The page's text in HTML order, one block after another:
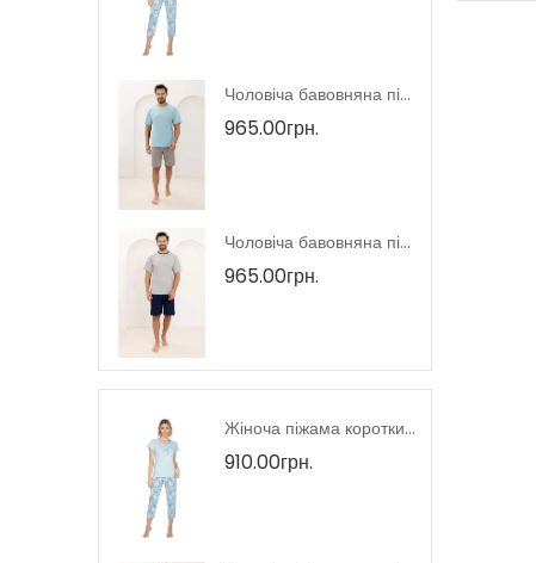
Чоловіча бавовняна піжама шорти тмRegina, Польща
965.00грн.
Чоловіча бавовняна піжама шорти тмRegina, Польща
965.00грн.
Жіноча піжама короткий рукав тмRegina, Польща
910.00грн.